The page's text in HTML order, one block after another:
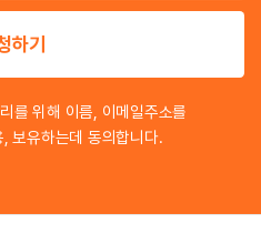
이
하기
를 위해 이름, 이메일주소를
보유하는데 동의합니다.